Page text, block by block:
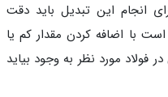
این تبدیل باید دقت
اضافه کردن مقدار کم یا
مورد نظر به وجود بیاید